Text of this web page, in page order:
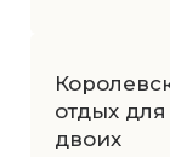
отдых для
двоих